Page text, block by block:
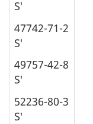
S′
47742-71-2
S′
49757-42-8
S′
52236-80-3
S′